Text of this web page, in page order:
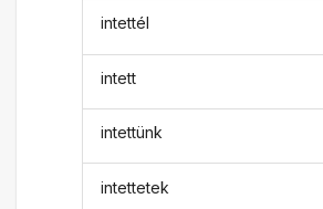
intettél
intett
intettünk
intettetek